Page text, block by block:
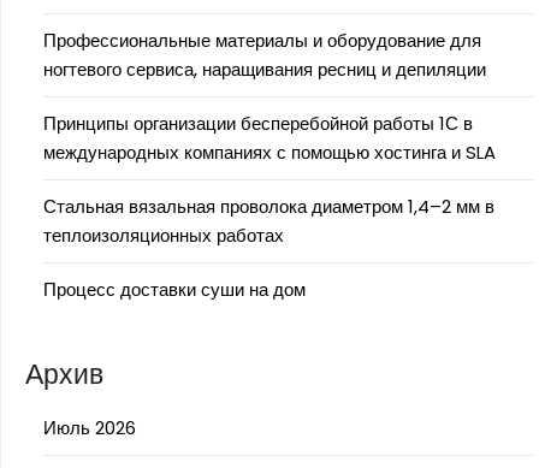
Профессиональные материалы и оборудование для
ногтевого сервиса, наращивания ресниц и депиляции
Принципы организации бесперебойной работы 1С в
международных компаниях с помощью хостинга и SLA
Стальная вязальная проволока диаметром 1,4–2 мм в
теплоизоляционных работах
Процесс доставки суши на дом
Архив
Июль 2026